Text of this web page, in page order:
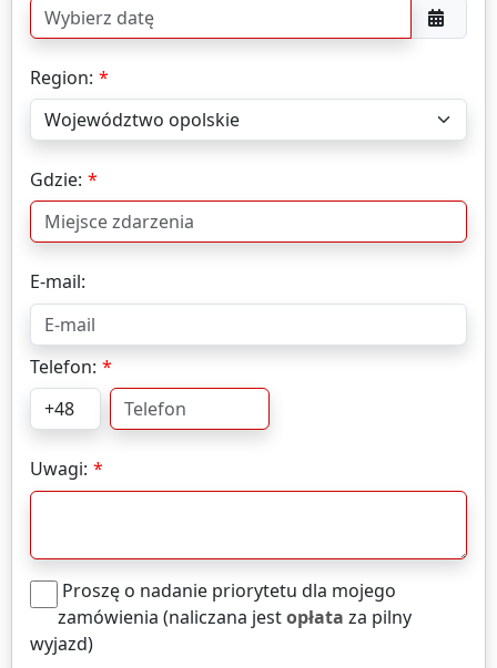
Region:
Gdzie:
E-mail:
Telefon:
Uwagi:
Proszę o nadanie priorytetu dla mojego
zamówienia (naliczana jestopłata za pilny
wyjazd)